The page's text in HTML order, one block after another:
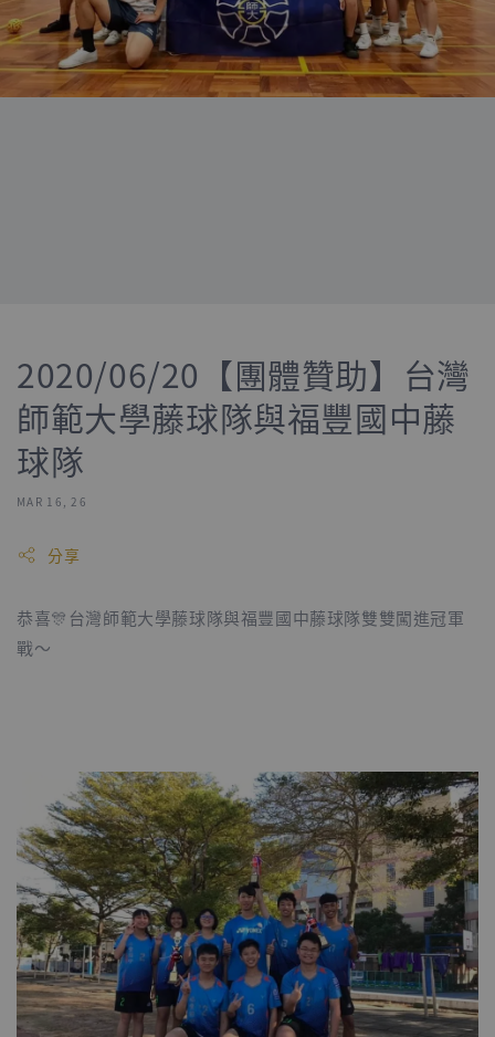
2020/06/20【團體贊助】台灣
師範大學藤球隊與福豐國中藤
球隊
MAR 16, 26
分享
恭喜🎊台灣師範大學藤球隊與福豐國中藤球隊雙雙闖進冠軍
戰～